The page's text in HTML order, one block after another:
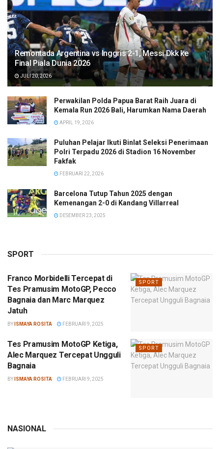
Remontada Argentina vs Inggris 2-1, Messi Dkk ke
Final Piala Dunia 2026
JULI 20, 2026
Perwakilan Polda Papua Barat Raih Juara di
Kemala Run 2026 Bali, Harumkan Nama Daerah
APRIL 19, 2026
Puluhan Pelajar Ikuti Binlat Seleksi Penerimaan
Polri Terpadu 2026 di Stadion 16 November
Fakfak
FEBRUARI 22, 2026
Barcelona Tutup Tahun 2025 dengan
Kemenangan 2-0 di Kandang Villarreal
DESEMBER 23, 2025
SPORT
SPORT
Franco Morbidelli Tercepat di
Tes Pramusim MotoGP, Pecco
Bagnaia dan Marc Marquez
Jatuh
BY ISMAYA ROSITA FEBRUARI 9, 2025
SPORT
Tes Pramusim MotoGP Ketiga,
Alec Marquez Tercepat Ungguli
Bagnaia
BY ISMAYA ROSITA FEBRUARI 9, 2025
NASIONAL